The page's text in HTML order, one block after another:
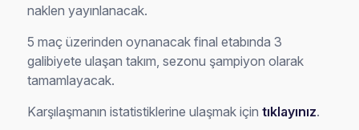
naklen yayınlanacak.
5 maç üzerinden oynanacak final etabında 3
galibiyete ulaşan takım, sezonu şampiyon olarak
tamamlayacak.
Karşılaşmanın istatistiklerine ulaşmak içintıklayınız.